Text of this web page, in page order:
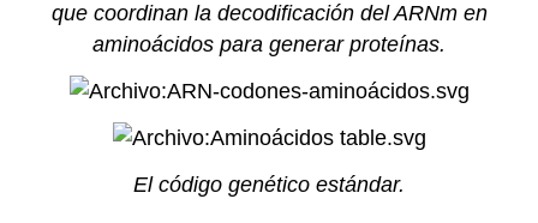
que coordinan la decodificación del ARNm en
aminoácidos para generar proteínas.
El código genético estándar.